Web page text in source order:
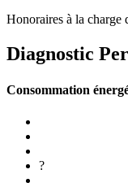
Honoraires à la charge
Diagnostic
Consommation
?